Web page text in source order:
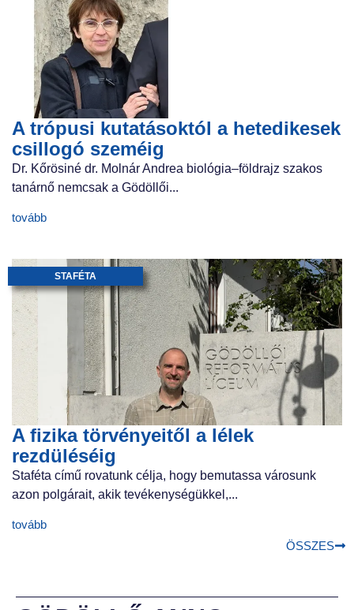
A trópusi kutatásoktól a hetedikesek
csillogó szeméig
Dr. Kőrösiné dr. Molnár Andrea biológia–földrajz szakos
tanárnő nemcsak a Gödöllői...
tovább
STAFÉTA
A fizika törvényeitől a lélek
rezdüléséig
Staféta című rovatunk célja, hogy bemutassa városunk
azon polgárait, akik tevékenységükkel,...
tovább
ÖSSZES